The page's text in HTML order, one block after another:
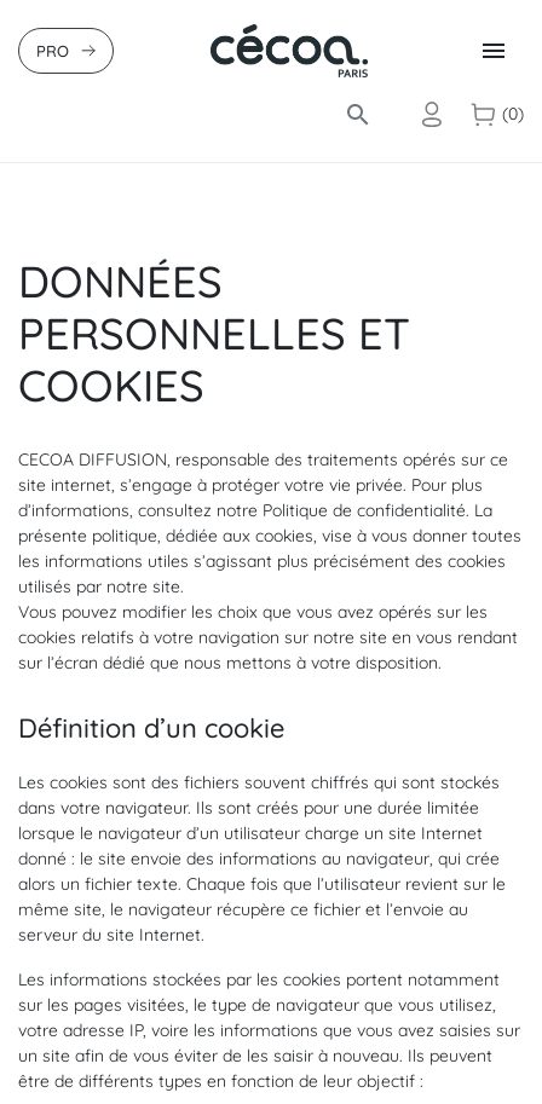

PRO
search (0)
DONNÉES
PERSONNELLES ET
COOKIES
CECOA DIFFUSION, responsable des traitements opérés sur ce
site internet, s’engage à protéger votre vie privée. Pour plus
d’informations, consultez notre Politique de confidentialité. La
présente politique, dédiée aux cookies, vise à vous donner toutes
les informations utiles s’agissant plus précisément des cookies
utilisés par notre site.
Vous pouvez modifier les choix que vous avez opérés sur les
cookies relatifs à votre navigation sur notre site en vous rendant
sur l’écran dédié que nous mettons à votre disposition.
Définition d’un cookie
Les cookies sont des fichiers souvent chiffrés qui sont stockés
dans votre navigateur. Ils sont créés pour une durée limitée
lorsque le navigateur d’un utilisateur charge un site Internet
donné : le site envoie des informations au navigateur, qui crée
alors un fichier texte. Chaque fois que l’utilisateur revient sur le
même site, le navigateur récupère ce fichier et l’envoie au
serveur du site Internet.
Les informations stockées par les cookies portent notamment
sur les pages visitées, le type de navigateur que vous utilisez,
votre adresse IP, voire les informations que vous avez saisies sur
un site afin de vous éviter de les saisir à nouveau. Ils peuvent
être de différents types en fonction de leur objectif :